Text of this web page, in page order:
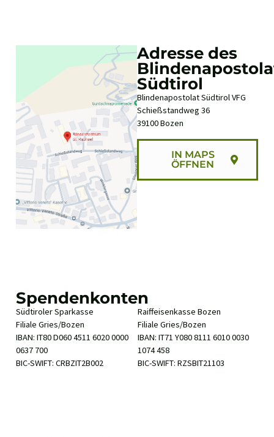
Adresse des
Südtirol
Blindenapostolat Südtirol VFG
Schießstandweg 36
39100 Bozen
IN MAPS
ÖFFNEN
Spendenkonten
Südtiroler Sparkasse
Filiale Gries/Bozen
IBAN: IT80 D060 4511 6020 0000
0637 700
BIC-SWIFT: CRBZIT2B002
Raiffeisenkasse Bozen
Filiale Gries/Bozen
IBAN: IT71 Y080 8111 6010 0030
1074 458
BIC-SWIFT: RZSBIT21103